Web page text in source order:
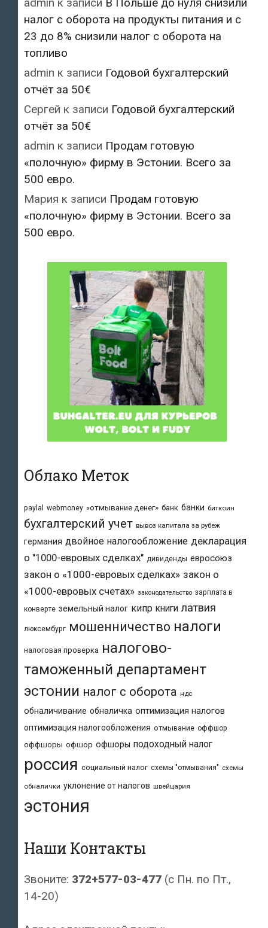
налог с оборота на продукты питания и с
23 до 8% снизили налог с оборота на
топливо
admin к записи Годовой бухгалтерский
отчёт за 50€
Сергей к записи Годовой бухгалтерский
отчёт за 50€
admin к записи Продам готовую
«полочную» фирму в Эстонии. Всего за
500 евро.
Мария к записи Продам готовую
«полочную» фирму в Эстонии. Всего за
500 евро.
Облако Меток
paylal webmoney «отмывание денег» банк банки биткоин
бухгалтерский учет вывоз капитала за рубеж
германия двойное налогообложение декларация
о "1000-евровых сделках" дивиденды евросоюз
закон о «1000-евровых сделках» закон о
«1000-евровых счетах» законодательство зарплата в
конверте земельный налог кипр книги латвия
люксембург мошенничество налоги
налоговая проверка налогово-
таможенный департамент
эстонии налог с оборота ндс
обналичивание обналичка оптимизация налогов
оптимизация налогообложения отмывание оффшор
оффшоры офшор офшоры подоходный налог
россия социальный налог схемы "отмывания" схемы
обналички уклонение от налогов швейцария
эстония
Наши Контакты
Звоните: 372+577-03-477 (с Пн. по Пт.,
14-20)